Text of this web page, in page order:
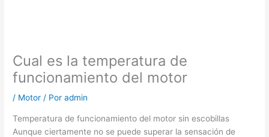
Cual es la temperatura de
funcionamiento del motor
/ Motor / Poradmin
Temperatura de funcionamiento del motor sin escobillas
Aunque ciertamente no se puede superar la sensación de